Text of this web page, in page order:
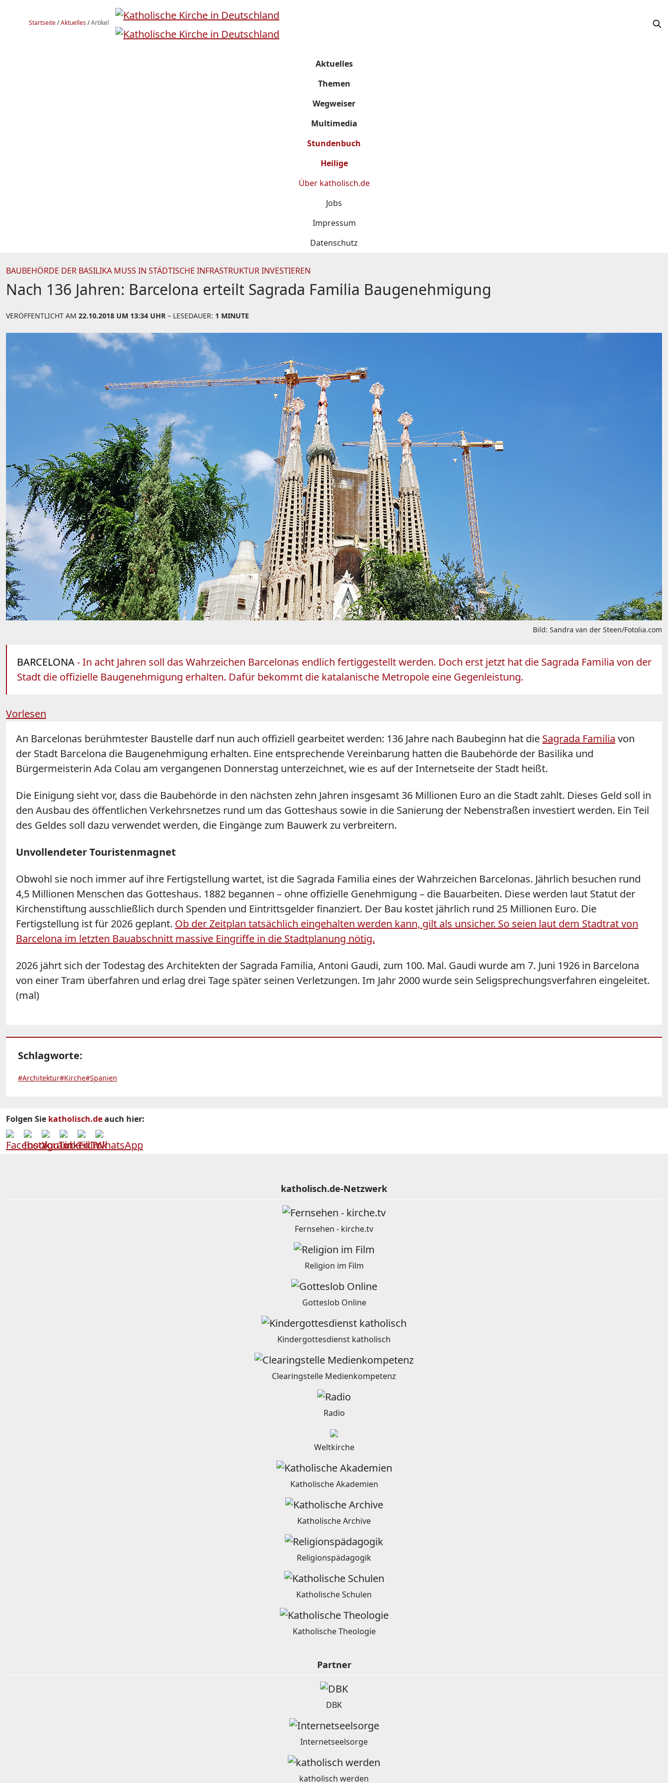
Startseite/Aktuelles/Artikel
Aktuelles
Themen
Wegweiser
Multimedia
Stundenbuch
Heilige
Über katholisch.de
Jobs
Impressum
Datenschutz
BAUBEHÖRDE DER BASILIKA MUSS IN STÄDTISCHE INFRASTRUKTUR INVESTIEREN
Nach 136 Jahren: Barcelona erteilt Sagrada Familia Baugenehmigung
VERÖFFENTLICHT AM 22.10.2018 UM 13:34 UHR – LESEDAUER: 1 MINUTE
Bild: Sandra van der Steen/Fotolia.com
BARCELONA- In acht Jahren soll das Wahrzeichen Barcelonas endlich fertiggestellt werden. Doch erst jetzt hat die Sagrada Familia von der
Stadt die offizielle Baugenehmigung erhalten. Dafür bekommt die katalanische Metropole eine Gegenleistung.
Vorlesen
An Barcelonas berühmtester Baustelle darf nun auch offiziell gearbeitet werden: 136 Jahre nach Baubeginn hat die Sagrada Familia von
der Stadt Barcelona die Baugenehmigung erhalten. Eine entsprechende Vereinbarung hatten die Baubehörde der Basilika und
Bürgermeisterin Ada Colau am vergangenen Donnerstag unterzeichnet, wie es auf der Internetseite der Stadt heißt.
Die Einigung sieht vor, dass die Baubehörde in den nächsten zehn Jahren insgesamt 36 Millionen Euro an die Stadt zahlt. Dieses Geld soll in
den Ausbau des öffentlichen Verkehrsnetzes rund um das Gotteshaus sowie in die Sanierung der Nebenstraßen investiert werden. Ein Teil
des Geldes soll dazu verwendet werden, die Eingänge zum Bauwerk zu verbreitern.
Unvollendeter Touristenmagnet
Obwohl sie noch immer auf ihre Fertigstellung wartet, ist die Sagrada Familia eines der Wahrzeichen Barcelonas. Jährlich besuchen rund
4,5 Millionen Menschen das Gotteshaus. 1882 begannen – ohne offizielle Genehmigung – die Bauarbeiten. Diese werden laut Statut der
Kirchenstiftung ausschließlich durch Spenden und Eintrittsgelder finanziert. Der Bau kostet jährlich rund 25 Millionen Euro. Die
Fertigstellung ist für 2026 geplant. Ob der Zeitplan tatsächlich eingehalten werden kann, gilt als unsicher. So seien laut dem Stadtrat von
Barcelona im letzten Bauabschnitt massive Eingriffe in die Stadtplanung nötig.
2026 jährt sich der Todestag des Architekten der Sagrada Familia, Antoni Gaudi, zum 100. Mal. Gaudi wurde am 7. Juni 1926 in Barcelona
von einer Tram überfahren und erlag drei Tage später seinen Verletzungen. Im Jahr 2000 wurde sein Seligsprechungsverfahren eingeleitet.
(mal)
Schlagworte:
#Architektur#Kirche#Spanien
Folgen Sie katholisch.deauch hier:
katholisch.de-Netzwerk
Fernsehen - kirche.tv
Religion im Film
Gotteslob Online
Kindergottesdienst katholisch
Clearingstelle Medienkompetenz
Radio
Weltkirche
Katholische Akademien
Katholische Archive
Religionspädagogik
Katholische Schulen
Katholische Theologie
Partner
DBK
Internetseelsorge
katholisch werden